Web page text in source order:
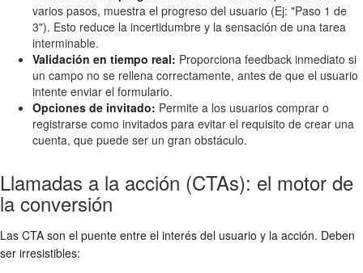
varios pasos, muestra el progreso del usuario (Ej: "Paso 1 de
3"). Esto reduce la incertidumbre y la sensación de una tarea
interminable.
Validación en tiempo real: Proporciona feedback inmediato si
un campo no se rellena correctamente, antes de que el usuario
intente enviar el formulario.
Opciones de invitado: Permite a los usuarios comprar o
registrarse como invitados para evitar el requisito de crear una
cuenta, que puede ser un gran obstáculo.
Llamadas a la acción (CTAs): el motor de
la conversión
Las CTA son el puente entre el interés del usuario y la acción. Deben
ser irresistibles: